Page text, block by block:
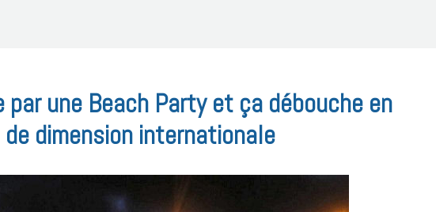
par une Beach Party et ça débouche en
dimension internationale